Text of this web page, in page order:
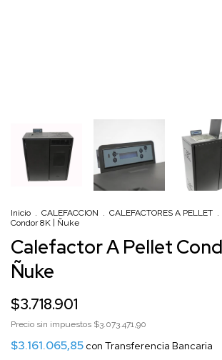
Inicio . CALEFACCION . CALEFACTORES A PELLET .
Condor 8K | Ñuke
Calefactor A Pellet
Ñuke
$3.718.901
Precio sin impuestos $3.073.471,90
$3.161.065,85 con Transferencia Bancaria